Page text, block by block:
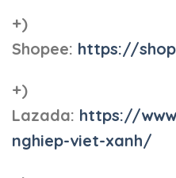
+)
Shopee: https://
+)
Lazada: https://
nghiep-viet-xanh/